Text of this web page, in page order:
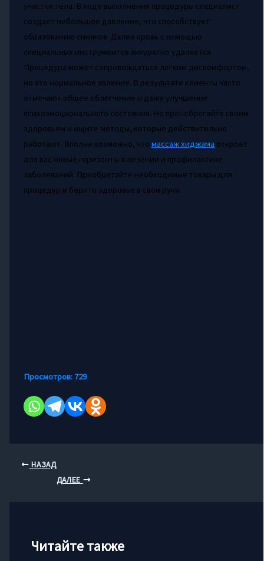
участки тела. В ходе выполнения процедуры специалист
создает небольшое давление, что способствует
образованию синяков. Далее кровь с помощью
специальных инструментов аккуратно удаляется.
Процедура может сопровождаться легким дискомфортом,
но это нормальное явление. В результате клиенты часто
отмечают общее облегчение и даже улучшение
психоэмоционального состояния. Не пренебрегайте своим
здоровьем и ищите методы, которые действительно
работают. Вполне возможно, что массаж хиджама откроет
для вас новые горизонты в лечении и профилактике
заболеваний. Приобретайте необходимые товары для
процедур и берите здоровье в свои руки.
Просмотров: 729
НАЗАД
ДАЛЕЕ
Читайте также